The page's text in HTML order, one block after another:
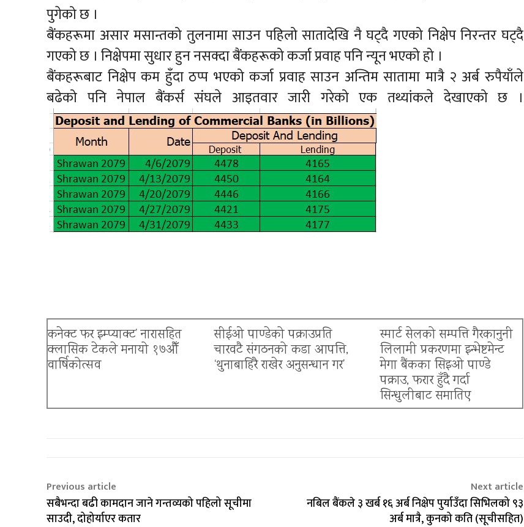
पुगेको छ ।
बैंकहरूमा असार मसान्तको तुलनामा साउन पहिलो सातादेखि नै घट्दै गएको निक्षेप निरन्तर घट्दै
गएको छ । निक्षेपमा सुधार हुन नसक्दा बैंकहरूको कर्जा प्रवाह पनि न्यून भएको हो ।
बैंकहरूबाट निक्षेप कम हुँदा ठप्प भएको कर्जा प्रवाह साउन अन्तिम सातामा मात्रै २ अर्ब रुपैयाँले
बढेको पनि नेपाल बैंकर्स संघले आइतवार जारी गरेको एक तथ्यांकले देखाएको छ ।
कनेक्ट फर इम्प्याक्ट’ नारासहित
क्लासिक टेकले मनायो १७औँ
वार्षिकोत्सव
सीईओ पाण्डेको पक्राउप्रति
चारवटै संगठनको कडा आपत्ति,
‘थुनाबाहिरै राखेर अनुसन्धान गर’
स्मार्ट सेलको सम्पत्ति गैरकानुनी
लिलामी प्रकरणमा इन्भेष्टमेन्ट
मेगा बैंकका सिइओ पाण्डे
पक्राउ, फरार हुँदै गर्दा
सिन्धुलीबाट समातिए
Previous article
सबैभन्दा बढी कामदान जाने गन्तव्यको पहिलो सूचीमा
साउदी, दोहोर्याएर कतार
Next article
नबिल बैंकले ३ खर्ब १६ अर्ब निक्षेप पुर्याउँदा सिभिलको ९३
अर्ब मात्रै, कुनको कति (सूचीसहित)